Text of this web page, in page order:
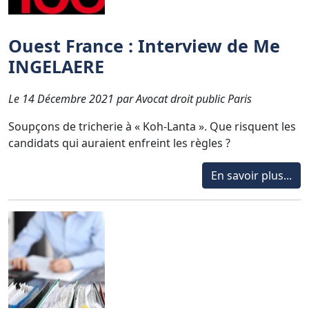
Ouest France : Interview de Me
INGELAERE
Le 14 Décembre 2021 par Avocat droit public Paris
Soupçons de tricherie à « Koh-Lanta ». Que risquent les
candidats qui auraient enfreint les règles ?
En savoir plus...